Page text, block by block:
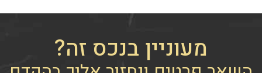
מעוניין בנכס זה?